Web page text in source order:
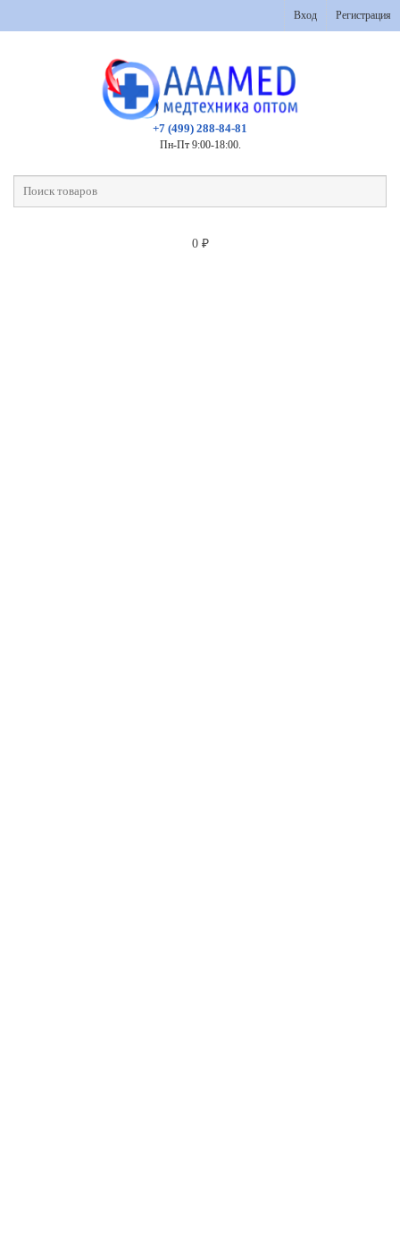
Вход Регистрация
+7 (499) 288-84-81
Пн-Пт 9:00-18:00.
0 ₽